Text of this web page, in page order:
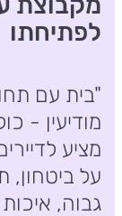
לפתיחתו
"בית עם
מציע
על ביטחון,
גבוה,